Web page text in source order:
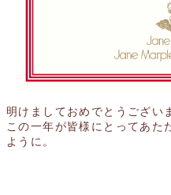
明けましておめでとうござい
この一年が皆様にとってあた
ように。